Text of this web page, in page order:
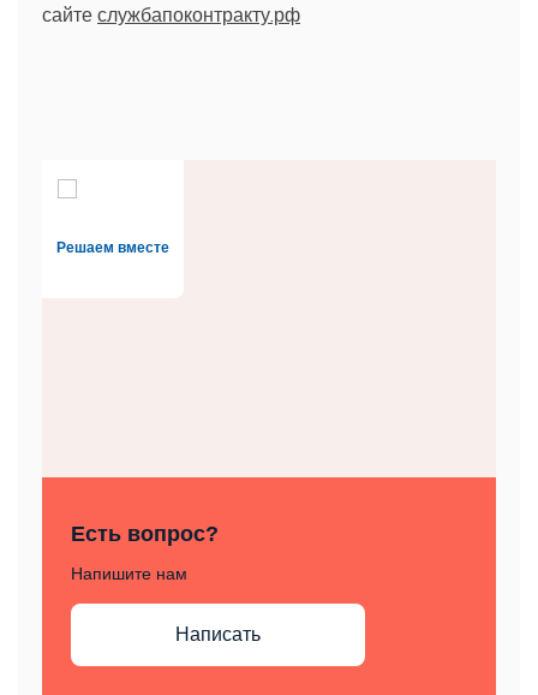
сайте службапоконтракту.рф
Решаем вместе
Есть вопрос?
Напишите нам
Написать